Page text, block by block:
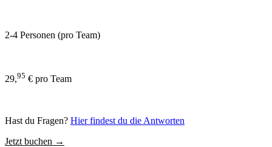
2-4 Personen (pro Team)
29,95 € pro Team
Hast du Fragen? Hier findest du die Antworten
Jetzt buchen →